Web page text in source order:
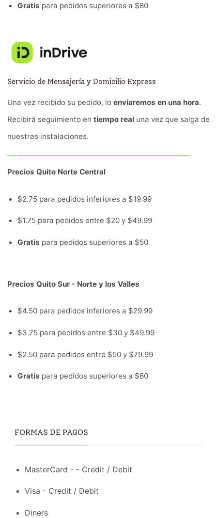
Gratis para pedidos superiores a $80
Servicio de Mensajería y Domicilio Express
Una vez recibido su pedido, lo enviaremos en una hora.
Recibirá seguimiento en tiempo real una vez que salga de
nuestras instalaciones.
Precios Quito Norte Central
$2.75 para pedidos inferiores a $19.99
$1.75 para pedidos entre $20 y $49.99
Gratis para pedidos superiores a $50
Precios Quito Sur - Norte y los Valles
$4.50 para pedidos inferiores a $29.99
$3.75 para pedidos entre $30 y $49.99
$2.50 para pedidos entre $50 y $79.99
Gratis para pedidos superiores a $80
FORMAS DE PAGOS
MasterCard - - Credit / Debit
Visa - Credit / Debit
Diners